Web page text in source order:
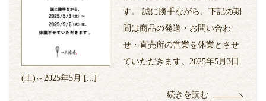
す。 誠に勝手ながら、下記の期
間は商品の発送・お問い合わ
せ・直売所の営業を休業とさせ
ていただきます。2025年5月3日
(土)～2025年5月 [...]
続きを読む